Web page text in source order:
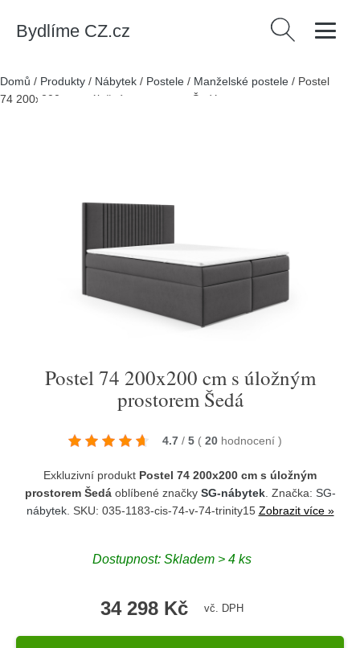
Bydlíme CZ.cz Vyhledávání
Domů / Produkty / Nábytek / Postele / Manželské postele / Postel
74 200x200 cm s úložným prostorem Šedá
Postel 74 200x200 cm s úložným
prostorem Šedá
4.7 / 5 ( 20 hodnocení )
Exkluzivní produkt Postel 74 200x200 cm s úložným
prostorem Šedáoblíbené značky SG-nábytek. Značka: SG-
nábytek. SKU: 035-1183-cis-74-v-74-trinity15 Zobrazit více »
Dostupnost: Skladem > 4 ks
34 298 Kč vč. DPH